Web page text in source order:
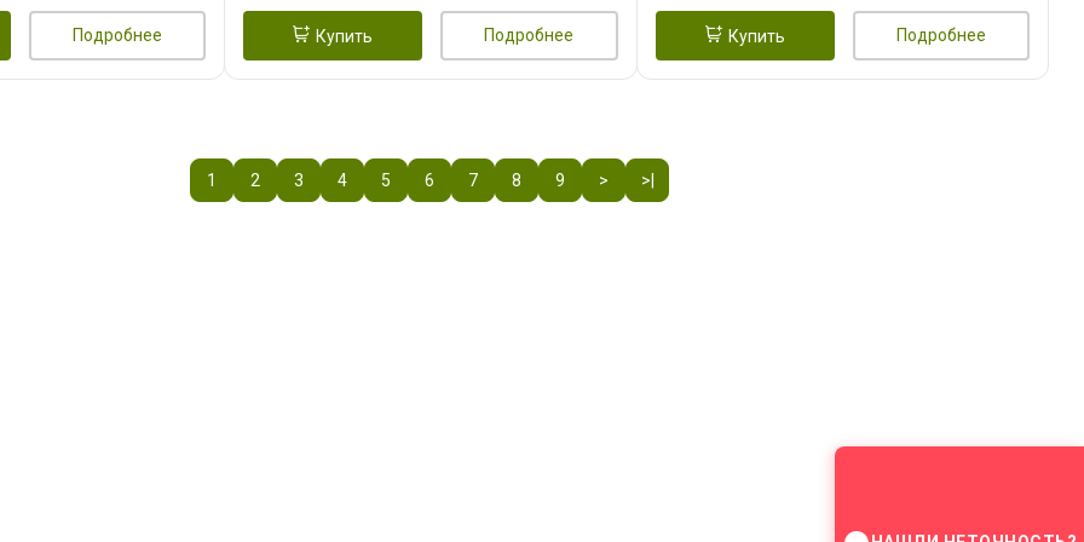
Подробнее Купить Подробнее Купить Подробнее
1 2 3 4 5 6 7 8 9 > >|